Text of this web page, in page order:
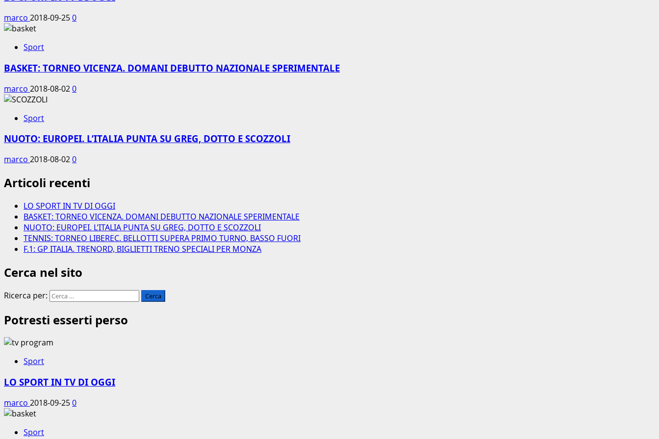
marco 2018-09-250
Sport
BASKET: TORNEO VICENZA. DOMANI DEBUTTO NAZIONALE SPERIMENTALE
marco 2018-08-020
Sport
NUOTO: EUROPEI. L’ITALIA PUNTA SU GREG, DOTTO E SCOZZOLI
marco 2018-08-020
Articoli recenti
LO SPORT IN TV DI OGGI
BASKET: TORNEO VICENZA. DOMANI DEBUTTO NAZIONALE SPERIMENTALE
NUOTO: EUROPEI. L’ITALIA PUNTA SU GREG, DOTTO E SCOZZOLI
TENNIS: TORNEO LIBEREC. BELLOTTI SUPERA PRIMO TURNO, BASSO FUORI
F.1: GP ITALIA. TRENORD, BIGLIETTI TRENO SPECIALI PER MONZA
Cerca nel sito
Ricerca per:
Potresti esserti perso
Sport
LO SPORT IN TV DI OGGI
marco 2018-09-250
Sport